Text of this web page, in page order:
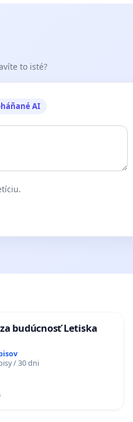
Výboru LITA
LITA
členka Výboru LITA
to isté?
AI
budúcnosť Letiska
/ 30 dni